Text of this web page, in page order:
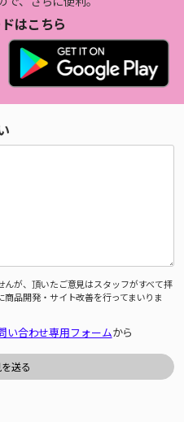
はこちら
んが、頂いたご意見はスタッフがすべて拝
品開発・サイト改善を行ってまいりま
い合わせ専用フォームから